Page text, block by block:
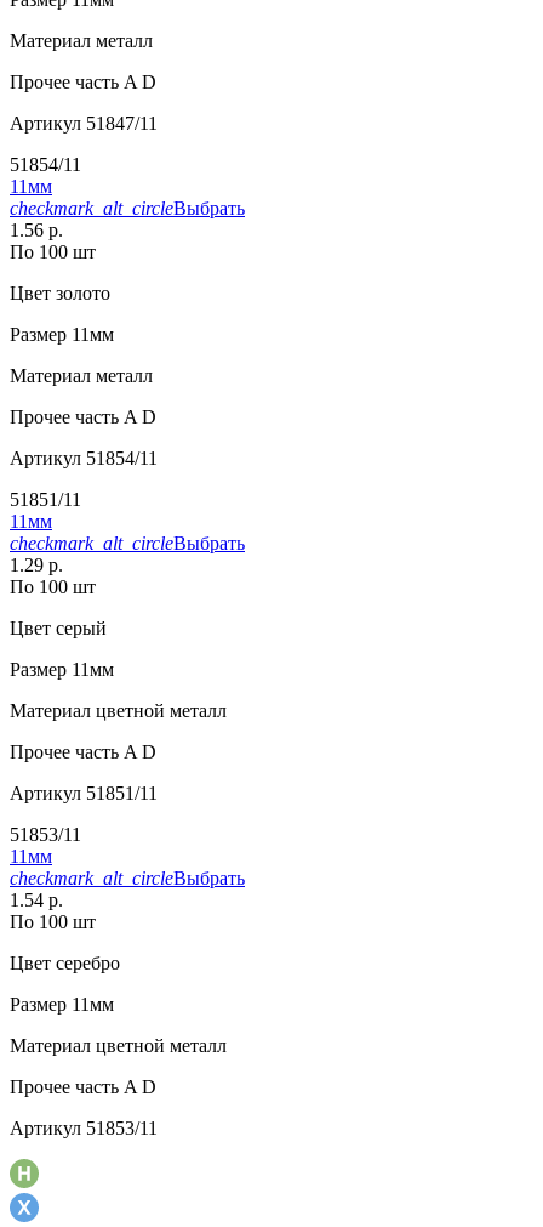
Материал металл
Прочее часть A D
Артикул 51847/11
51854/11
11мм
checkmark_alt_circleВыбрать
1.56 р.
По 100 шт
Цвет золото
Размер 11мм
Материал металл
Прочее часть A D
Артикул 51854/11
51851/11
11мм
checkmark_alt_circleВыбрать
1.29 р.
По 100 шт
Цвет серый
Размер 11мм
Материал цветной металл
Прочее часть A D
Артикул 51851/11
51853/11
11мм
checkmark_alt_circleВыбрать
1.54 р.
По 100 шт
Цвет серебро
Размер 11мм
Материал цветной металл
Прочее часть A D
Артикул 51853/11